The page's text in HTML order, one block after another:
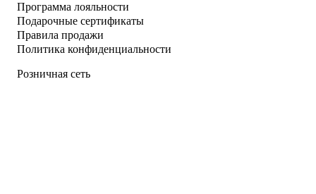
Программа лояльности
Подарочные сертификаты
Правила продажи
Политика конфиденциальности
Розничная сеть